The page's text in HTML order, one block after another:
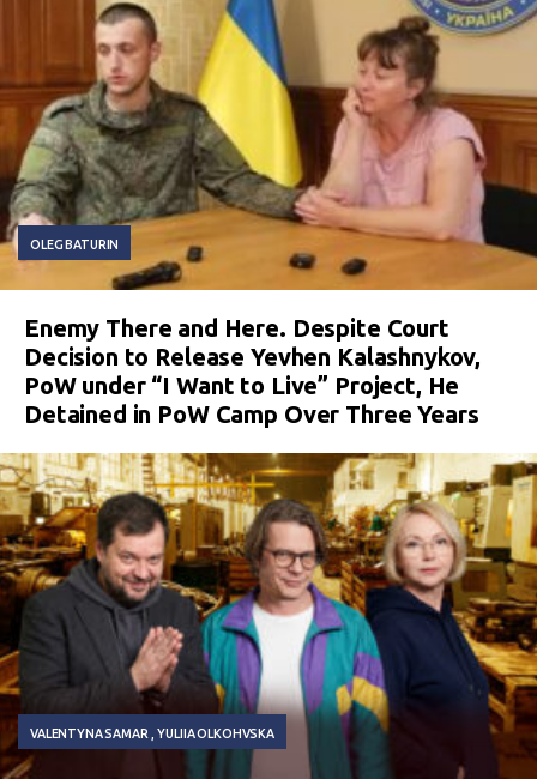
OLEG BATURIN
Enemy There and Here. Despite Court
Decision to Release Yevhen Kalashnykov,
PoW under “I Want to Live” Project, He
Detained in PoW Camp Over Three Years
VALENTYNA SAMAR YULIIA OLKOHVSKA